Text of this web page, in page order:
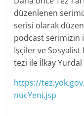
düzenlenen
serisi olarak
podcast serimizin
İşçiler ve Sosyalist
tezi ile İlkay
https://
nucYeni.jsp